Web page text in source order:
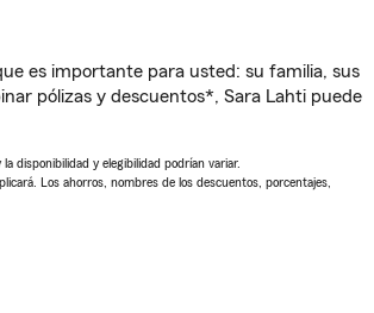
es importante para usted: su familia, sus
pólizas y descuentos*, Sara Lahti puede
disponibilidad y elegibilidad podrían variar.
Los ahorros, nombres de los descuentos, porcentajes,